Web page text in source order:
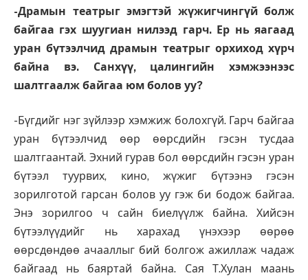
-Драмын театрыг эмэгтэй жүжигчингүй болж
байгаа гэх шуугиан нилээд гарч. Ер нь яагаад
уран бүтээлчид драмын театрыг орхиход хүрч
байна вэ. Санхүү, цалингийн хэмжээнээс
шалтгаалж байгаа юм болов уу?
-Бүгдийг нэг зүйлээр хэмжиж болохгүй. Гарч байгаа
уран бүтээлчид өөр өөрсдийн гэсэн тусдаа
шалтгаантай. Эхний гурав бол өөрсдийн гэсэн уран
бүтээл туурвих, кино, жүжиг бүтээнэ гэсэн
зорилготой гарсан болов уу гэж би бодож байгаа.
Энэ зорилгоо ч сайн биелүүлж байна. Хийсэн
бүтээлүүдийг нь харахад үнэхээр өөрөө
өөрсдөндөө ачааллыг бий болгож ажиллаж чадаж
байгаад нь баяртай байна. Сая Т.Хулан маань